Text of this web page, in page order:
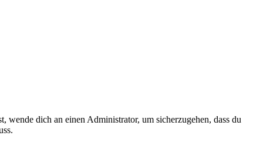
dich an einen Administrator, um sicherzugehen, dass du